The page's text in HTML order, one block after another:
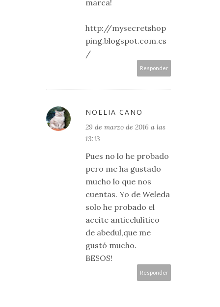
marca!
http://mysecretshop
ping.blogspot.com.es
/
Responder
NOELIA CANO
29 de marzo de 2016 a las
13:13
Pues no lo he probado
pero me ha gustado
mucho lo que nos
cuentas. Yo de Weleda
solo he probado el
aceite anticelulítico
de abedul,que me
gustó mucho.
BESOS!
Responder